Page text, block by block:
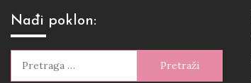
Nađi poklon: